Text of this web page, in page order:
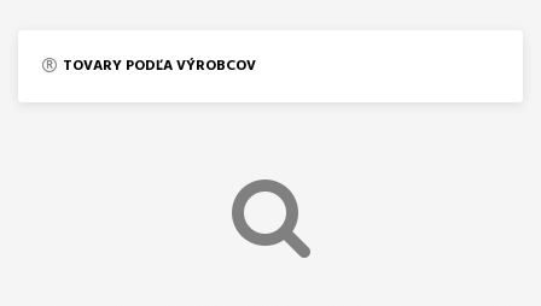
TOVARY PODĽA VÝROBCOV